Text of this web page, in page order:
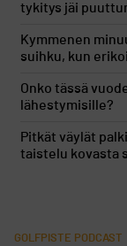
tykitys jäi
Kymmenen
suihku, kun
Onko tässä
lähestymisille?
Pitkät väylät
taistelu kovasta
GOLFPISTE PODCAST